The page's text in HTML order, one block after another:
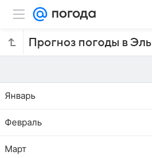
Январь
Февраль
Март